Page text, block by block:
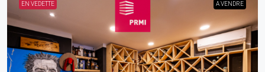
EN VEDETTE A VENDRE